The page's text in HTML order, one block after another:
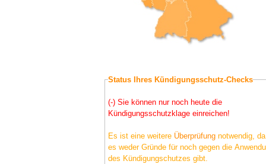
Status Ihres Kündigungsschutz-Checks
(-) Sie können nur noch heute die
Kündigungsschutzklage einreichen!
Es ist eine weitere Überprüfung notwendig, da
es weder Gründe für noch gegen die
des Kündigungschutzes gibt.